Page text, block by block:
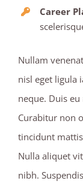
Career
Nullam
nisl eget ligula
neque. Duis
Curabitur non
tincidunt
Nulla aliquet
nibh.